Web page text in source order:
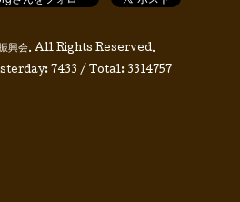
興会. All Rights Reserved.
7433 / Total: 3314757